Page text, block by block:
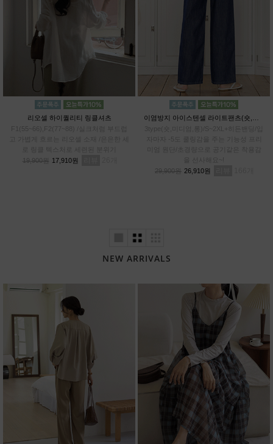
리오셀 하이퀄리티 링클셔츠
F1(55~66),F2(77~88) /실크처럼 부드럽
고 가볍게 흐르는 리오셀 소재 /은은한 세
로 링클 텍스처로 세련된 분위기
19,900원 17,910원
3type(숏,미디엄,롱)/S~2XL+히든밴딩/입
자마자 -5도 쿨링감을 주는 기능성 프리
을 선사해요~!
29,900원 26,910원
NEW ARRIVALS